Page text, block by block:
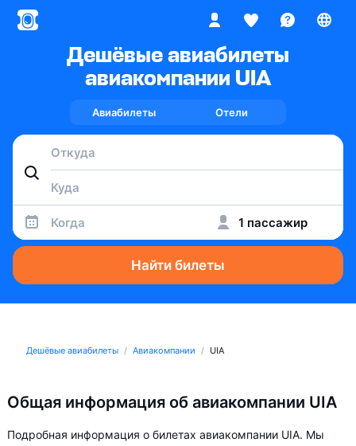
Дешёвые авиабилеты
авиакомпании UIA
Авиабилеты Отели
Когда 1 пассажир
Найти билеты
Дешёвые авиабилеты Авиакомпании UIA
Общая информация об авиакомпании UIA
Подробная информация о билетах авиакомпании UIA. Мы